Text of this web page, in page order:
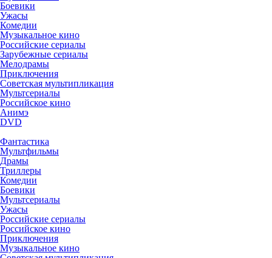
Боевики
Ужасы
Комедии
Музыкальное кино
Российские сериалы
Зарубежные сериалы
Мелодрамы
Приключения
Советская мультипликация
Мультсериалы
Российское кино
Анимэ
DVD
Фантастика
Мультфильмы
Драмы
Триллеры
Комедии
Боевики
Мультсериалы
Ужасы
Российские сериалы
Российское кино
Приключения
Музыкальное кино